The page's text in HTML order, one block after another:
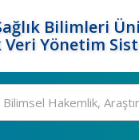
Bilimleri
Yönetim